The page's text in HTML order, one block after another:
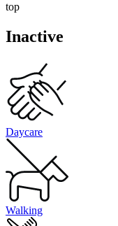
top
Inactive
Daycare
Walking